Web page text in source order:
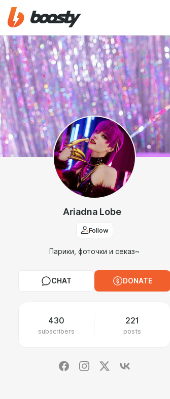
Ariadna Lobe
Follow
Парики, фоточки и секаз~
CHAT DONATE
430
subscribers
221
posts